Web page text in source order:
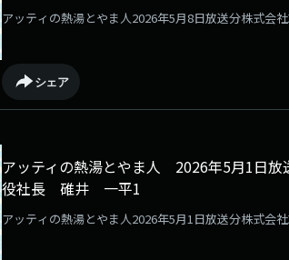
アッティの熱湯とやま人2026年5月8日放送分株式会
シェア
アッティの熱湯とやま人 2026年5月1日
役社長 碓井 一平1
アッティの熱湯とやま人2026年5月1日放送分株式会